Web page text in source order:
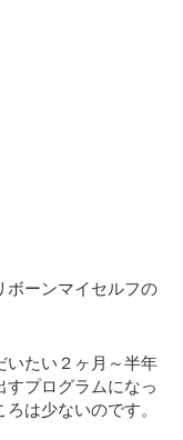
ボーンマイセルフの
いたい２ヶ月～半年
すプログラムになっ
は少ないのです。